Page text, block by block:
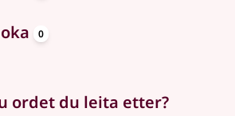
0
ordet du leita etter?